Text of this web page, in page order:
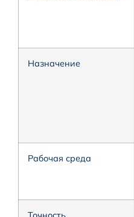
Назначение
Рабочая среда